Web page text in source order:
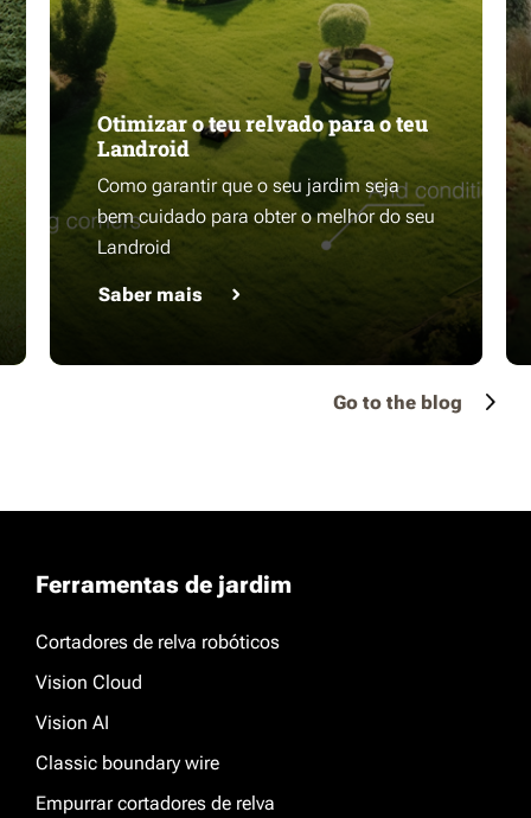
Otimizar o teu relvado para o teu
Landroid
Como garantir que o seu jardim seja
bem cuidado para obter o melhor do seu
Landroid
Saber mais
Go to the blog
Ferramentas de jardim
Cortadores de relva robóticos
Vision Cloud
Vision AI
Classic boundary wire
Empurrar cortadores de relva